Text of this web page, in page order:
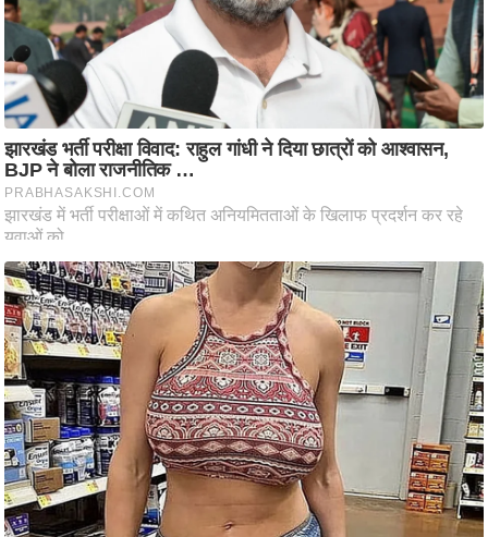
नी
ति
वि
श्ले
ष
ण
स
म
म
यि
क
मा
तृ
भू
मि
स्तं
भ